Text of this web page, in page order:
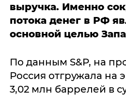
выручка. Именно
потока денег в РФ
основной целью
По данным S&P, на
Россия отгружала на
3,02 млн баррелей в